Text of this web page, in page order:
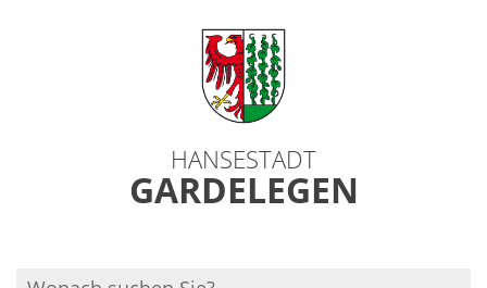
HANSESTADT
GARDELEGEN